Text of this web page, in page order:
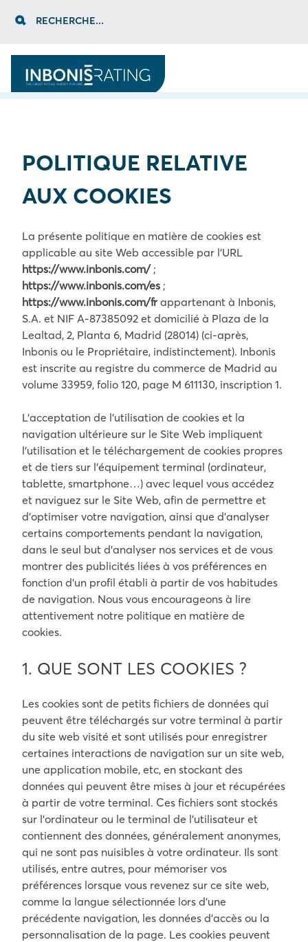
RECHERCHE...
POLITIQUE RELATIVE
AUX COOKIES
La présente politique en matière de cookies est
applicable au site Web accessible par l’URL
https://www.inbonis.com/;
https://www.inbonis.com/es ;
https://www.inbonis.com/fr appartenant à Inbonis,
S.A. et NIF A-87385092 et domicilié à Plaza de la
Lealtad, 2, Planta 6, Madrid (28014) (ci-après,
Inbonis ou le Propriétaire, indistinctement). Inbonis
est inscrite au registre du commerce de Madrid au
volume 33959, folio 120, page M 611130, inscription 1.
L’acceptation de l’utilisation de cookies et la
navigation ultérieure sur le Site Web impliquent
l’utilisation et le téléchargement de cookies propres
et de tiers sur l’équipement terminal (ordinateur,
tablette, smartphone…) avec lequel vous accédez
et naviguez sur le Site Web, afin de permettre et
d’optimiser votre navigation, ainsi que d’analyser
certains comportements pendant la navigation,
dans le seul but d’analyser nos services et de vous
montrer des publicités liées à vos préférences en
fonction d’un profil établi à partir de vos habitudes
de navigation. Nous vous encourageons à lire
attentivement notre politique en matière de
cookies.
1. QUE SONT LES COOKIES ?
Les cookies sont de petits fichiers de données qui
peuvent être téléchargés sur votre terminal à partir
du site web visité et sont utilisés pour enregistrer
certaines interactions de navigation sur un site web,
une application mobile, etc, en stockant des
données qui peuvent être mises à jour et récupérées
à partir de votre terminal. Ces fichiers sont stockés
sur l’ordinateur ou le terminal de l’utilisateur et
contiennent des données, généralement anonymes,
qui ne sont pas nuisibles à votre ordinateur. Ils sont
utilisés, entre autres, pour mémoriser vos
préférences lorsque vous revenez sur ce site web,
comme la langue sélectionnée lors d’une
précédente navigation, les données d’accès ou la
personnalisation de la page. Les cookies peuvent